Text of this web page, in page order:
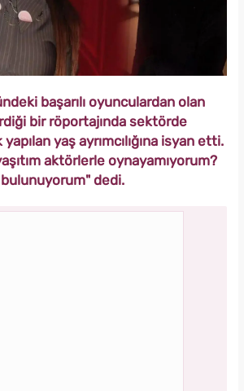
başarılı oyunculardan olan
bir röportajında sektörde
yaş ayrımcılığına isyan etti.
aktörlerle oynayamıyorum?
bulunuyorum" dedi.